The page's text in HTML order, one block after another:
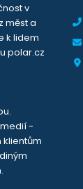
v
měst a
k lidem
polar.cz
-
klientům